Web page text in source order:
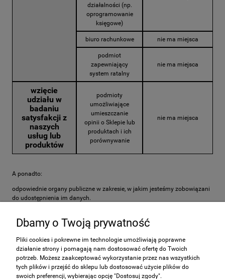
działalności (np.
oprogramowanie
księgowe)
biuro rachunkowe nie ma miejsca
podmiot
zapewniający
system ratalny
nie ma miejsca
wzięcie
udziału w
badaniu
satysfakcji z
naszych
usług lub
produktów
podmioty
umożliwiające
umieszczanie
opinii o Sklepie lub
produktach i ich
porównywanie
nie ma miejsca
A ponadto:
odpowiednie organy publiczne w zakresie, w jakim jesteśmy zobowiązani
do udostępnienia im danych.
Pomoc
Moje konto
Dbamy o Twoją prywatność
Pliki cookies i pokrewne im technologie umożliwiają poprawne
działanie strony i pomagają nam dostosować ofertę do Twoich
potrzeb. Możesz zaakceptować wykorzystanie przez nas wszystkich
tych plików i przejść do sklepu lub dostosować użycie plików do
swoich preferencji, wybierając opcję "Dostosuj zgody".